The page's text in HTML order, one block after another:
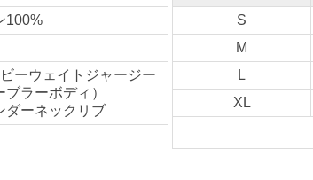
100%
ーウェイトジャージー
ラーボディ）
ダーネックリブ
S
M
L
XL